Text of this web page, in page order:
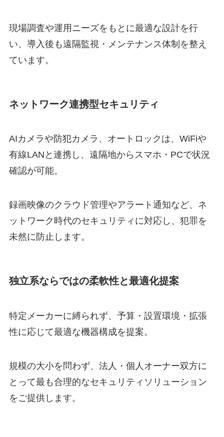
現場調査や運用ニーズをもとに最適な設計を行
い、導入後も遠隔監視・メンテナンス体制を整え
ています。
ネットワーク連携型セキュリティ
AIカメラや防犯カメラ、オートロックは、WiFiや
有線LANと連携し、遠隔地からスマホ・PCで状況
確認が可能。
録画映像のクラウド管理やアラート通知など、ネ
ットワーク時代のセキュリティに対応し、犯罪を
未然に防止します。
独立系ならではの柔軟性と最適化提案
特定メーカーに縛られず、予算・設置環境・拡張
性に応じて最適な機器構成を提案。
規模の大小を問わず、法人・個人オーナー双方に
とって最も合理的なセキュリティソリューション
をご提供します。